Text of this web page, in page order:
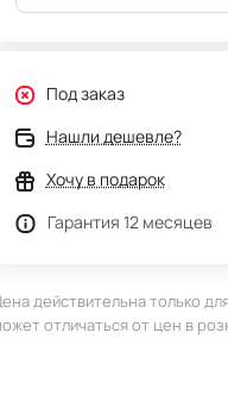
Под заказ
Нашли дешевле?
Хочу в подарок
Гарантия 12 месяцев
действительна только
отличаться от цен в